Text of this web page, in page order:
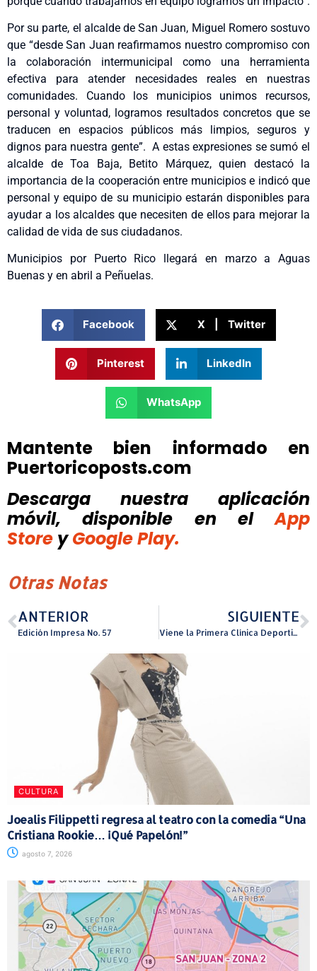
Por su parte, el alcalde de San Juan, Miguel Romero sostuvo
que “desde San Juan reafirmamos nuestro compromiso con
la colaboración intermunicipal como una herramienta
efectiva para atender necesidades reales en nuestras
comunidades. Cuando los municipios unimos recursos,
personal y voluntad, logramos resultados concretos que se
traducen en espacios públicos más limpios, seguros y
dignos para nuestra gente”. A estas expresiones se sumó el
alcalde de Toa Baja, Betito Márquez, quien destacó la
importancia de la cooperación entre municipios e indicó que
personal y equipo de su municipio estarán disponibles para
ayudar a los alcaldes que necesiten de ellos para mejorar la
calidad de vida de sus ciudadanos.
Municipios por Puerto Rico llegará en marzo a Aguas
Buenas y en abril a Peñuelas.
Facebook X | Twitter
Pinterest LinkedIn
WhatsApp
Mantente bien informado en
Puertoricoposts.com
Descarga nuestra aplicación
móvil, disponible
en el
App
Store y Google Play.
Otras Notas
ANTERIOR
Edición Impresa No. 57
SIGUIENTE
Viene la Primera Clínica Deportiva ‘Formando Peloteros del Futuro’ en Arecibo
CULTURA
Joealis Filippetti regresa al teatro con la comedia “Una
Cristiana Rookie… ¡Qué Papelón!”
agosto 7, 2026